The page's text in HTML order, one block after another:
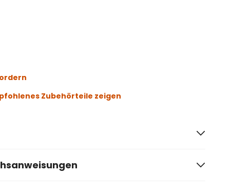
Zubehörteile zeigen